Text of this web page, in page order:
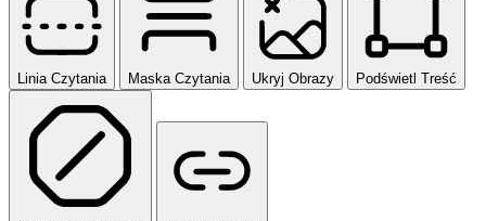
Linia Czytania Maska Czytania Ukryj Obrazy Podświetl Treść